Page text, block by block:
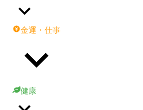
金運・仕事
健康